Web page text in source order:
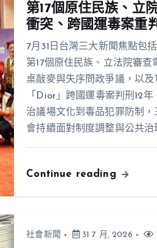
第17個原住民族、立
衝突、跨國運毒案重
7月31日台灣三大新聞焦點包
第17個原住民族、立法院審查
桌敲麥與失序問政爭議，以
「Dior」跨國運毒案判刑12
治議場文化到毒品犯罪防制
會持續面對制度調整與公共治
Continue reading
社會新聞 31 7 月, 2026